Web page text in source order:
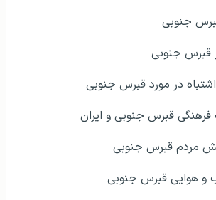
جنوبی
قبرس جنوبی
در مورد قبرس جنوبی
فرهنگی قبرس جنوبی و ایران
مردم قبرس جنوبی
و هوایی قبرس جنوبی